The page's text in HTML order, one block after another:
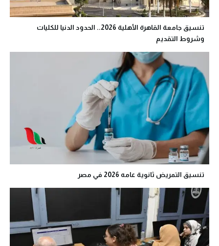
تنسيق جامعة القاهرة الأهلية 2026.. الحدود الدنيا للكليات
وشروط التقديم
تنسيق التمريض ثانوية عامه 2026 في مصر